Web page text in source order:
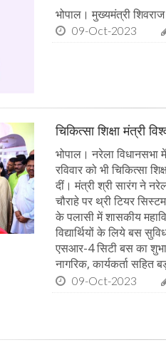
भोपाल। मुख्यमंत्री
09-Oct-2023
चिकित्सा शिक्षा मंत्री
भोपाल। नरेला विधानसभा
रविवार को भी चिकित्सा
दीं। मंत्री श्री सारंग ने
चौराहे पर थ्री टियर
के पलासी में शासकीय
विद्यार्थियों के लिये बस
एसआर-4 सिटी बस का
नागरिक, कार्यकर्ता सहित
09-Oct-2023